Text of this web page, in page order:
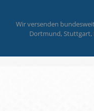
Wir versenden
Dortmund, Stuttgart,